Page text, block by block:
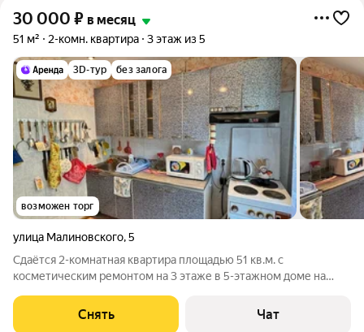
30 000 ₽ в месяц
51 м² 2-комн. квартира 3 этаж из 5
3D-тур без залога
возможен торг
улица Малиновского,5
Сдаётся 2-комнатная квартира площадью 51 кв.м. с
косметическим ремонтом на 3 этаже в 5-этажном доме на
Стиральная машина Холодильник Микроволновка Дом -
панельный, окна выходят во двор.
Снять Чат